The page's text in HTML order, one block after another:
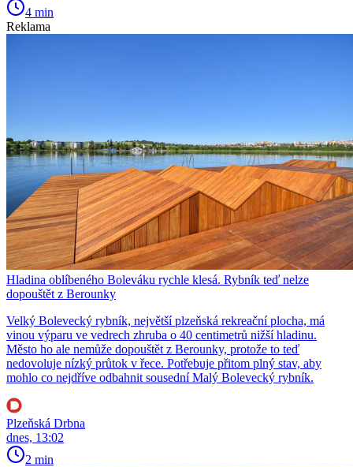
4 min
Reklama
Hladina oblíbeného Boleváku rychle klesá. Rybník teď nelze
dopouštět z Berounky
Velký Bolevecký rybník, největší plzeňská rekreační plocha, má
vinou výparu ve vedrech zhruba o 40 centimetrů nižší hladinu.
Město ho ale nemůže dopouštět z Berounky, protože to teď
nedovoluje nízký průtok v řece. Potřebuje přitom plný stav, aby
mohlo co nejdříve odbahnit sousední Malý Bolevecký rybník.
Plzeňská Drbna
dnes, 13:02
2 min